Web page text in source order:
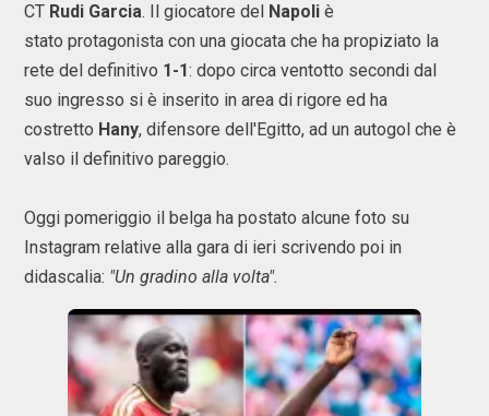
CT Rudi Garcia. Il giocatore del Napoli è
stato protagonista con una giocata che ha propiziato la
rete del definitivo 1-1: dopo circa ventotto secondi dal
suo ingresso si è inserito in area di rigore ed ha
costretto Hany, difensore dell'Egitto, ad un autogol che è
valso il definitivo pareggio.
Oggi pomeriggio il belga ha postato alcune foto su
Instagram relative alla gara di ieri scrivendo poi in
didascalia: "Un gradino alla volta".